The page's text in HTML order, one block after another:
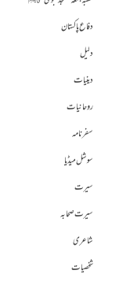
دفاع پاکستان
دلیل
دینیات
روحانیات
سفرنامہ
سوشل میڈیا
سیرت
سیرت صحابہ
شاعری
شخصیات